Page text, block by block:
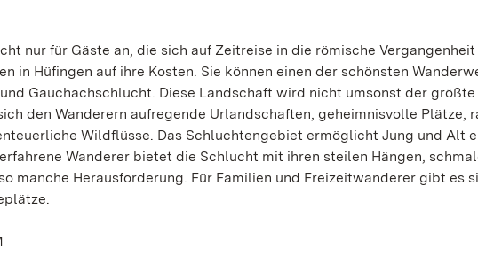
nur für Gäste an, die sich auf Zeitreise in die römische
in Hüfingen auf ihre Kosten. Sie können einen der schönsten
Gauchachschlucht. Diese Landschaft wird nicht umsonst der größte
den Wanderern aufregende Urlandschaften, geheimnisvolle Plätze,
Wildflüsse. Das Schluchtengebiet ermöglicht Jung und Alt
Wanderer bietet die Schlucht mit ihren steilen Hängen,
manche Herausforderung. Für Familien und Freizeitwanderer gibt es